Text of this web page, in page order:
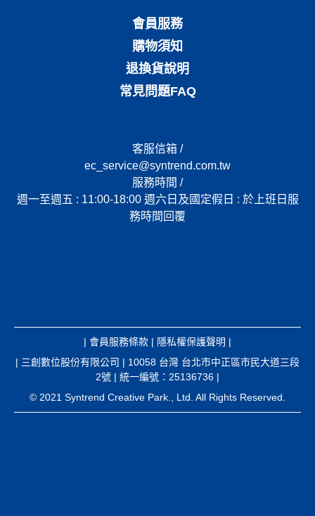
會員服務
購物須知
退換貨說明
常見問題FAQ
客服信箱 /
ec_service@syntrend.com.tw
服務時間 /
週一至週五 : 11:00-18:00 週六日及國定假日 : 於上班日服
務時間回覆
| 會員服務條款 | 隱私權保護聲明 |
| 三創數位股份有限公司 | 10058 台灣 台北市中正區市民大道三段
2號 | 統一編號：25136736 |
© 2021 Syntrend Creative Park., Ltd. All Rights Reserved.